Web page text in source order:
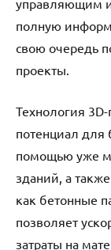
управляющим
полную
свою очередь
проекты.
Технология
потенциал для
помощью уже
зданий, а
как бетонные
позволяет
затраты на